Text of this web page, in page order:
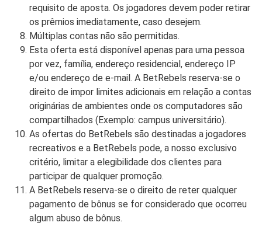
requisito de aposta. Os jogadores devem poder retirar
os prêmios imediatamente, caso desejem.
Múltiplas contas não são permitidas.
Esta oferta está disponível apenas para uma pessoa
por vez, família, endereço residencial, endereço IP
e/ou endereço de e-mail. A BetRebels reserva-se o
direito de impor limites adicionais em relação a contas
originárias de ambientes onde os computadores são
compartilhados (Exemplo: campus universitário).
As ofertas do BetRebels são destinadas a jogadores
recreativos e a BetRebels pode, a nosso exclusivo
critério, limitar a elegibilidade dos clientes para
participar de qualquer promoção.
A BetRebels reserva-se o direito de reter qualquer
pagamento de bônus se for considerado que ocorreu
algum abuso de bônus.